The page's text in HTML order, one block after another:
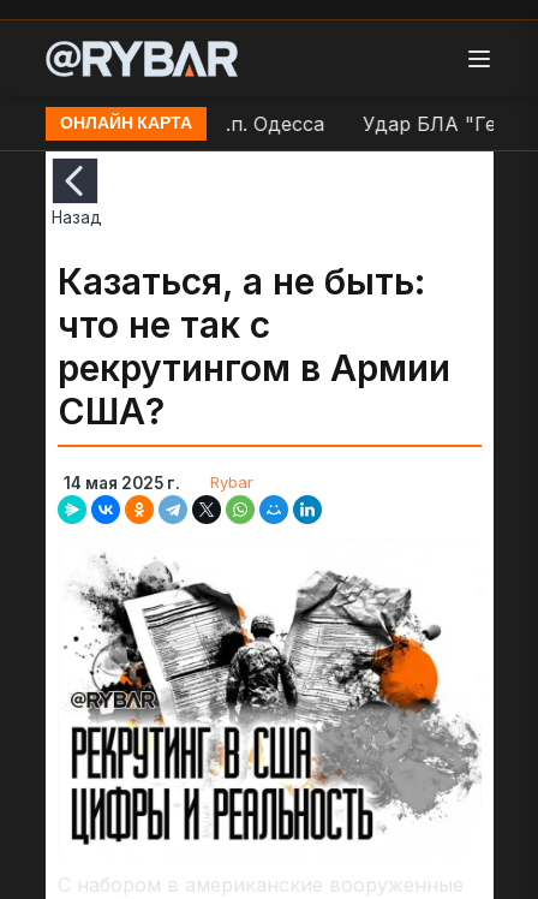
ОНЛАЙН КАРТА
ПВО ВСУ в н.п. Одесса Удар БЛА "Герань"
Назад
Казаться, а не быть:
что не так с
рекрутингом в Армии
США?
14 мая 2025 г. Rybar
С набором в американские вооруженные